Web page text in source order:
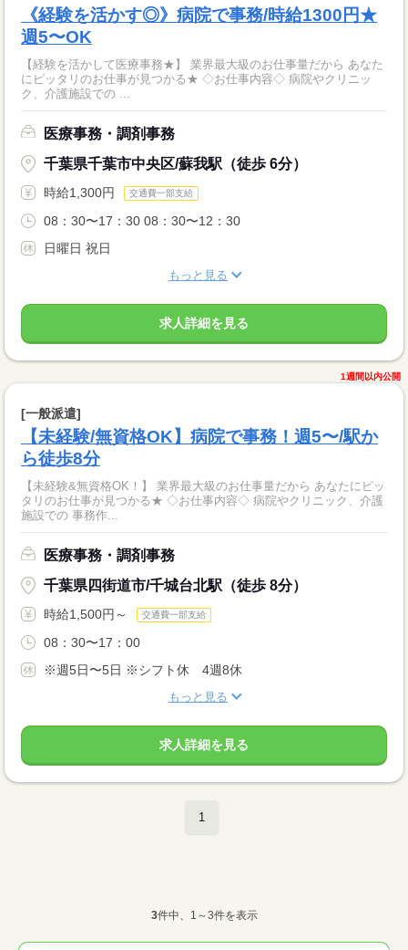
《経験を活かす◎》病院で事務/時給1300円★
週5〜OK
【経験を活かして医療事務★】 業界最大級のお仕事量だから あなた
にピッタリのお仕事が見つかる★ ◇お仕事内容◇ 病院やクリニッ
ク、介護施設での ...
医療事務・調剤事務
千葉県千葉市中央区/蘇我駅（徒歩 6分）
時給1,300円 交通費一部支給
08：30〜17：30 08：30〜12：30
日曜日 祝日
もっと見る
求人詳細を見る
1週間以内公開
[一般派遣]
【未経験/無資格OK】病院で事務！週5〜/駅か
ら徒歩8分
【未経験&無資格OK！】 業界最大級のお仕事量だから あなたにピッ
タリのお仕事が見つかる★ ◇お仕事内容◇ 病院やクリニック、介護
施設での 事務作...
医療事務・調剤事務
千葉県四街道市/千城台北駅（徒歩 8分）
時給1,500円～ 交通費一部支給
08：30〜17：00
※週5日〜5日 ※シフト休 4週8休
もっと見る
求人詳細を見る
1
3件中、1～3件を表示